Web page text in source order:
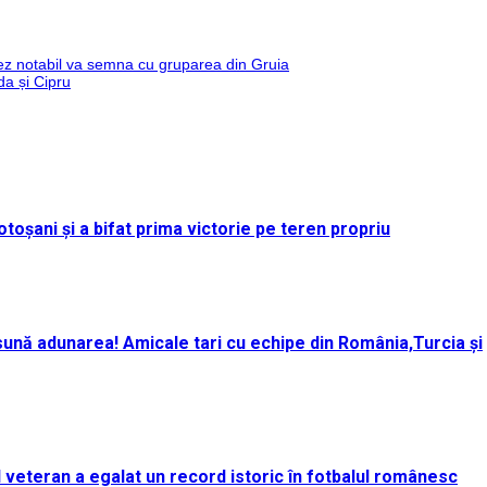
notabil va semna cu gruparea din Gruia
și Cipru
și a bifat prima victorie pe teren propriu
adunarea! Amicale tari cu echipe din România,Turcia și
a egalat un record istoric în fotbalul românesc